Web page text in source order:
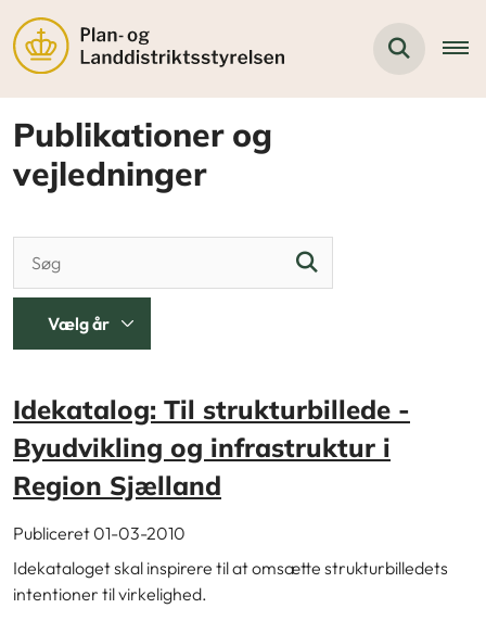
Publikationer og
vejledninger
Idekatalog: Til strukturbillede -
Byudvikling og infrastruktur i
Region Sjælland
Publiceret 01-03-2010
Idekataloget skal inspirere til at omsætte strukturbilledets
intentioner til virkelighed.